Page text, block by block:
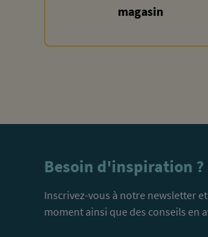
magasin
Besoin d'inspiration ?
Inscrivez-vous à notre newsletter
moment ainsi que des conseils en